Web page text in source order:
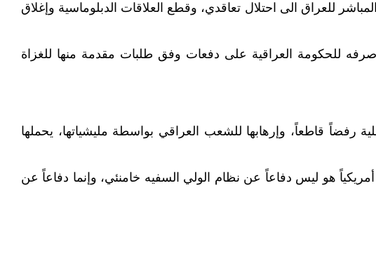
للعراق الى احتلال تعاقدي، وقطع العلاقات الدبلوماسية وإغلاق
صرفه للحكومة العراقية على دفعات وفق طلبات مقدمة منها للغزاة
رفضاً قاطعاً، وإرهابها للشعب العراقي بواسطة مليشياتها، يحملها
هو ليس دفاعاً عن نظام الولي السفيه خامنئي، وإنما دفاعاً عن